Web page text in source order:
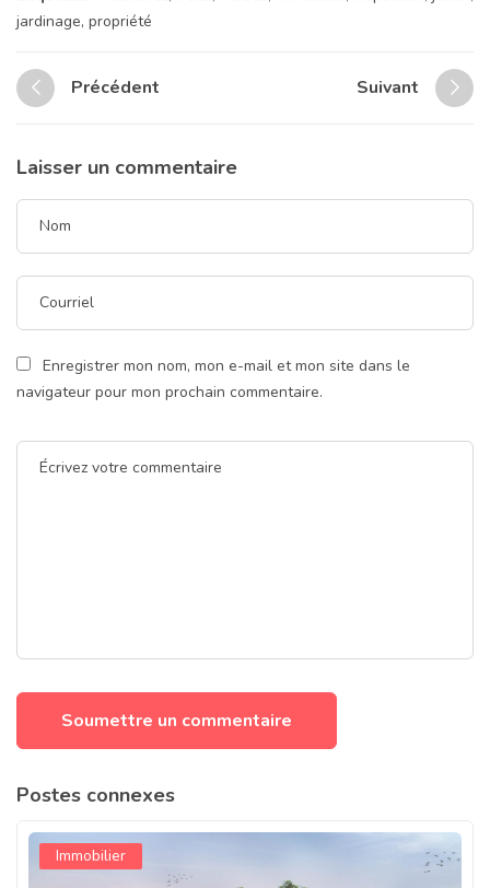
jardinage, propriété
Précédent Suivant
Laisser un commentaire
Enregistrer mon nom, mon e-mail et mon site dans le
navigateur pour mon prochain commentaire.
Postes connexes
Immobilier